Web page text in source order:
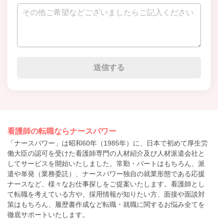
看護師の転職ならナースパワー
「ナースパワー」は昭和60年（1985年）に、日本で初めて厚生労
働大臣の認可を受けた看護師専門の人材紹介及び人材派遣会社と
してサービスを開始いたしました。常勤・パートはもちろん、派
遣や単発（業務委託）、ナースパワー独自の就業形態である応援
ナースなど、様々なお仕事探しをご提案いたします。看護師とし
て転職を考えている方や、採用情報が知りたい方、面接や面談対
策はもちろん、履歴書作成など転職・就職に関するお悩み全てを
徹底サポートいたします。